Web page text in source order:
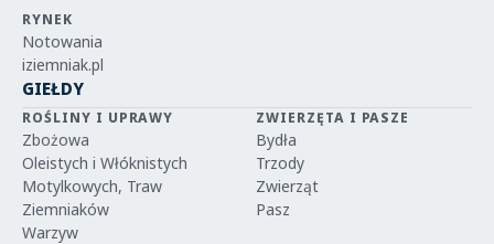
RYNEK
Notowania
iziemniak.pl
GIEŁDY
ROŚLINY I UPRAWY
Zbożowa
Oleistych i Włóknistych
Motylkowych, Traw
Ziemniaków
Warzyw
ZWIERZĘTA I PASZE
Bydła
Trzody
Zwierząt
Pasz